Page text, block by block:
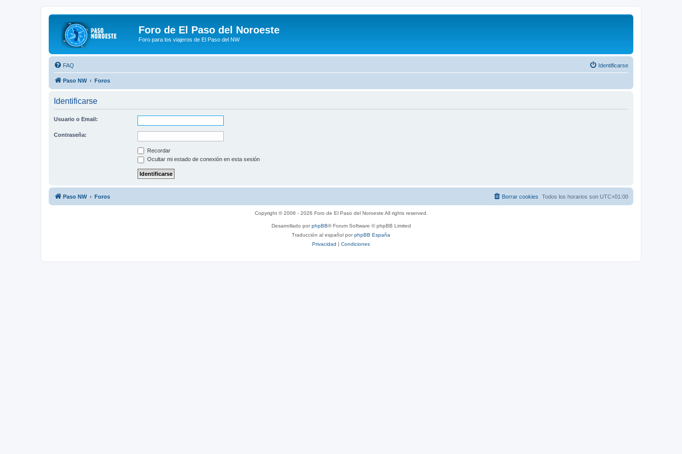
Foro de El Paso del Noroeste
Foro para los viajeros de El Paso del NW
FAQ Identificarse
Paso NW Foros
Identificarse
Usuario o Email:
Contraseña:
Recordar
Ocultar mi estado de conexión en esta sesión
Paso NW Foros Todos los horarios son UTC+01:00
Borrar cookies
Copyright © 2006 - 2026 Foro de El Paso del Noroeste All rights reserved.
Desarrollado porphpBB® Forum Software © phpBB Limited
Traducción al español porphpBB España
Privacidad | Condiciones